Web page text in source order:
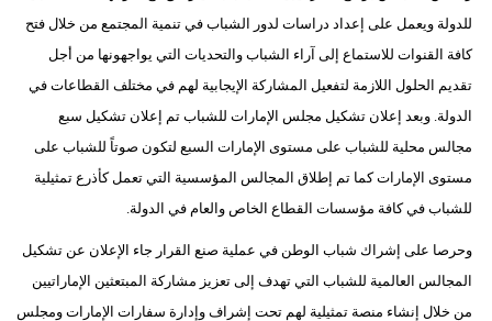
للدولة ويعمل على إعداد دراسات لدور الشباب في تنمية المجتمع من خلال فتح
كافة القنوات للاستماع إلى آراء الشباب والتحديات التي يواجهونها من أجل
تقديم الحلول اللازمة لتفعيل المشاركة الإيجابية لهم في مختلف القطاعات في
الدولة. وبعد إعلان تشكيل مجلس الإمارات للشباب تم إعلان تشكيل سبع
مجالس محلية للشباب على مستوى الإمارات السبع لتكون صوتاً للشباب على
مستوى الإمارات كما تم إطلاق المجالس المؤسسية التي تعمل كأذرع تمثيلية
للشباب في كافة مؤسسات القطاع الخاص والعام في الدولة.
وحرصا على إشراك شباب الوطن في عملية صنع القرار جاء الإعلان عن تشكيل
المجالس العالمية للشباب التي تهدف إلى تعزيز مشاركة المبتعثين الإماراتيين
من خلال إنشاء منصة تمثيلية لهم تحت إشراف وإدارة سفارات الإمارات ومجلس